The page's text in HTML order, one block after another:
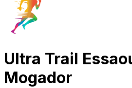
Ultra Trail
Mogador